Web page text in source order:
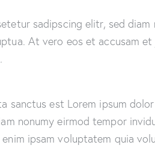
sadipscing elitr, sed
At vero eos et accusam
sanctus est Lorem ipsum
nonumy eirmod tempor
ipsam voluptatem quia